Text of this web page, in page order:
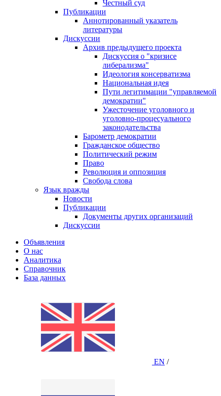
Честный суд
Публикации
Аннотированный указатель
литературы
Дискуссии
Архив предыдущего проекта
Дискуссия о "кризисе
либерализма"
Идеология консерватизма
Национальная идея
Пути легитимации "управляемой
демократии"
Ужесточение уголовного и
уголовно-процесуального
законодательства
Барометр демократии
Гражданское общество
Политический режим
Право
Революция и оппозиция
Свобода слова
Язык вражды
Новости
Публикации
Документы других организаций
Дискуссии
Объявления
О нас
Аналитика
Справочник
База данных
EN /